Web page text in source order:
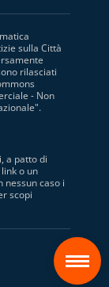
sulla Città
rilasciati
- Non
".
a patto di
o un
nessun caso i
scopi